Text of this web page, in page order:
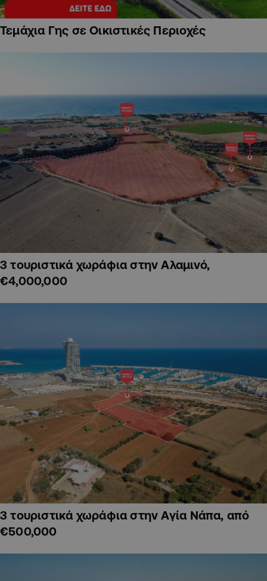
Τεμάχια Γης σε Οικιστικές Περιοχές
3 τουριστικά χωράφια στην Αλαμινό,
€4,000,000
3 τουριστικά χωράφια στην Αγία Νάπα, από
€500,000